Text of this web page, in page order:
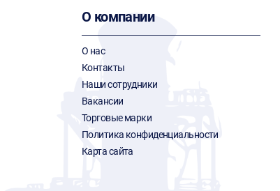
О компании
О нас
Контакты
Наши сотрудники
Вакансии
Торговые марки
Политика конфиденциальности
Карта сайта